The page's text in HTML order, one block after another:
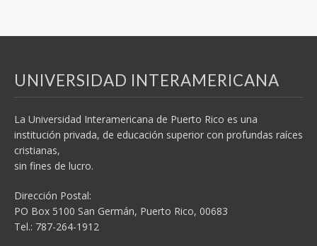
UNIVERSIDAD INTERAMERICANA
La Universidad Interamericana de Puerto Rico es una
institución privada, de educación superior con profundas raíces
cristianas,
sin fines de lucro.
Dirección Postal:
PO Box 5100 San Germán, Puerto Rico, 00683
Tel.: 787-264-1912